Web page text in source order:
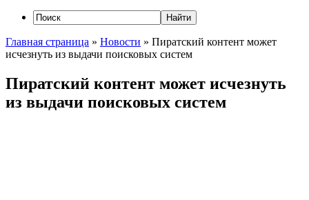
Главная страница » Новости » Пиратский контент может
исчезнуть из выдачи поисковых систем
Пиратский контент может исчезнуть
из выдачи поисковых систем